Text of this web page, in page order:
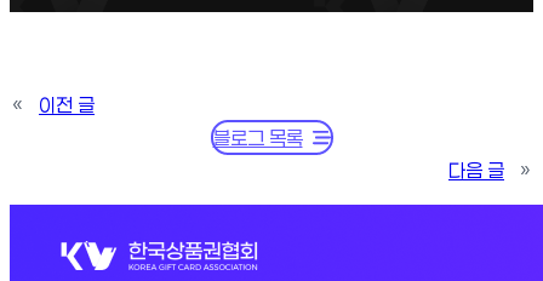
«
이전 글
블로그 목록
다음 글
»